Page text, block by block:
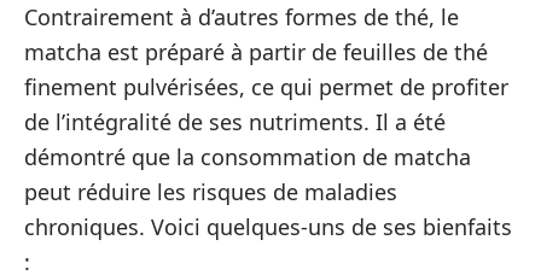
Contrairement à d’autres formes de thé, le
matcha est préparé à partir de feuilles de thé
finement pulvérisées, ce qui permet de profiter
de l’intégralité de ses nutriments. Il a été
démontré que la consommation de matcha
peut réduire les risques de maladies
chroniques. Voici quelques-uns de ses bienfaits
: